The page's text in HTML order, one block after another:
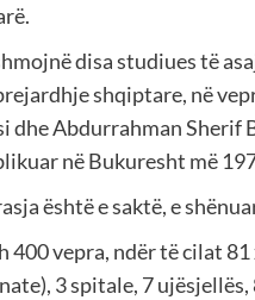
disa studiues të
shqiptare, në
Abdurrahman Sherif
në Bukuresht më
është e saktë, e
vepra, ndër të cilat 81
3 spitale, 7 ujësjellës,